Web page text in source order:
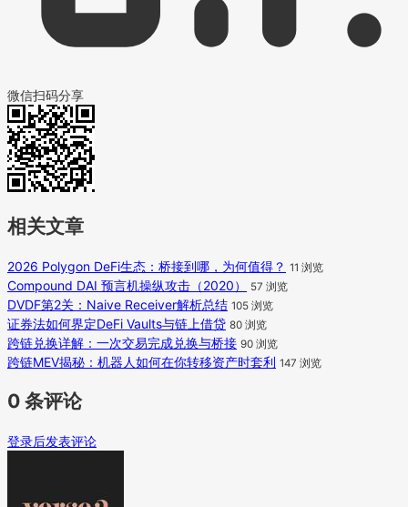
微信扫码分享
相关文章
2026 Polygon DeFi生态：桥接到哪，为何值得？ 11 浏览
Compound DAI 预言机操纵攻击（2020） 57 浏览
DVDF第2关：Naive Receiver解析总结 105 浏览
证券法如何界定DeFi Vaults与链上借贷 80 浏览
跨链兑换详解：一次交易完成兑换与桥接 90 浏览
跨链MEV揭秘：机器人如何在你转移资产时套利 147 浏览
0 条评论
登录后发表评论